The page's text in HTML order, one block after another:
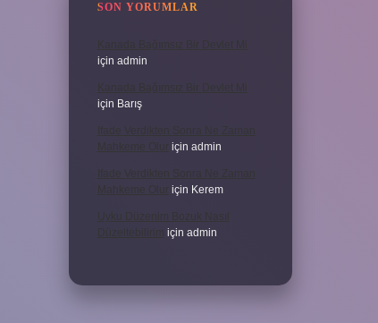
SON YORUMLAR
Kanada Bağımsız Bir Devlet Mi
için admin
Kanada Bağımsız Bir Devlet Mi
için Barış
Ifade Verdikten Sonra Ne Zaman
Mahkeme Olur için admin
Ifade Verdikten Sonra Ne Zaman
Mahkeme Olur için Kerem
Uyku Düzenim Bozuk Nasıl
Düzeltebilirim
için admin